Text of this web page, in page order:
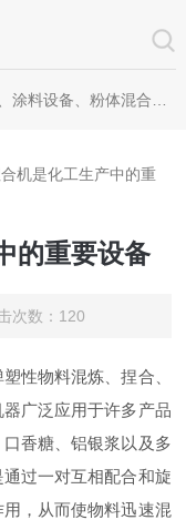
星混合机、卧式砂磨机、实验室砂磨机
机是化工生产中的重
的重要设备
次数：120
物料混炼、捏合、
广泛应用于许多产品
香糖、铝银浆以及多
过一对互相配合和旋
，从而使物料迅速混